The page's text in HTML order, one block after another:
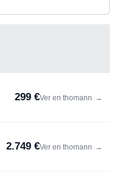
299 €Ver en thomann →
2.749 €Ver en thomann →